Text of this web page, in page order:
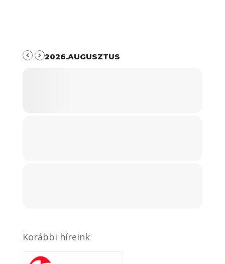
2026.AUGUSZTUS
Korábbi híreink